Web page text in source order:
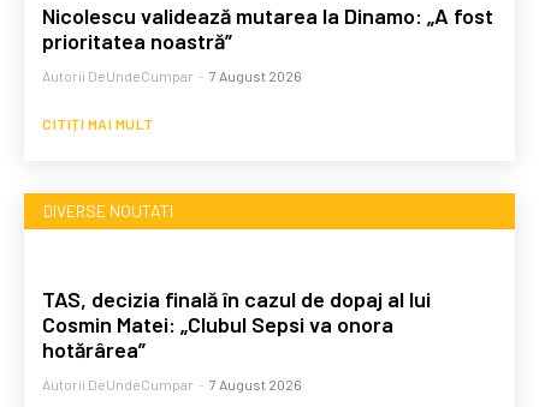
Nicolescu validează mutarea la Dinamo: „A fost
prioritatea noastră”
Autorii DeUndeCumpar - 7 August 2026
CITIȚI MAI MULT
DIVERSE NOUTATI
TAS, decizia finală în cazul de dopaj al lui
Cosmin Matei: „Clubul Sepsi va onora
hotărârea”
Autorii DeUndeCumpar - 7 August 2026